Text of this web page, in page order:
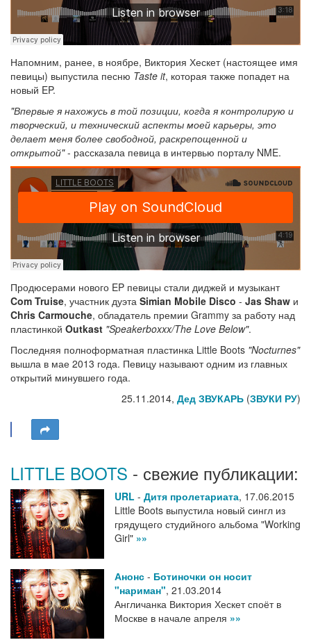
Напомним, ранее, в ноябре, Виктория Хескет (настоящее имя
певицы) выпустила песню Taste it, которая также попадет на
новый EP.
"Впервые я нахожусь в той позиции, когда я контролирую и
творческий, и технический аспекты моей карьеры, это
делает меня более свободной, раскрепощенной и
открытой"- рассказала певица в интервью порталу NME.
Продюсерами нового EP певицы стали диджей и музыкант
Com Truise, участник дуэта Simian Mobile Disco - Jas Shaw и
Chris Carmouche, обладатель премии Grammy за работу над
пластинкой Outkast "Speakerboxxx/The Love Below".
Последняя полноформатная пластинка Little Boots "Nocturnes"
вышла в мае 2013 года. Певицу называют одним из главных
открытий минувшего года.
25.11.2014, Дед ЗВУКАРЬ (ЗВУКИ РУ)
LITTLE BOOTS - свежие публикации:
URL - Дитя пролетариата, 17.06.2015
Little Boots выпустила новый сингл из
грядущего студийного альбома "Working
Girl" »»
Анонс - Ботиночки он носит
"нариман", 21.03.2014
Англичанка Виктория Хескет споёт в
Москве в начале апреля »»